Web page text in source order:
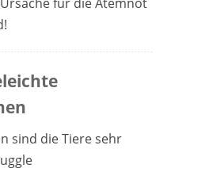
sind die Tiere sehr